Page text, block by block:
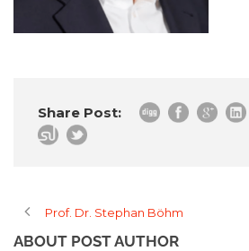
Share Post:
Prof. Dr. Stephan Böhm
ABOUT POST AUTHOR